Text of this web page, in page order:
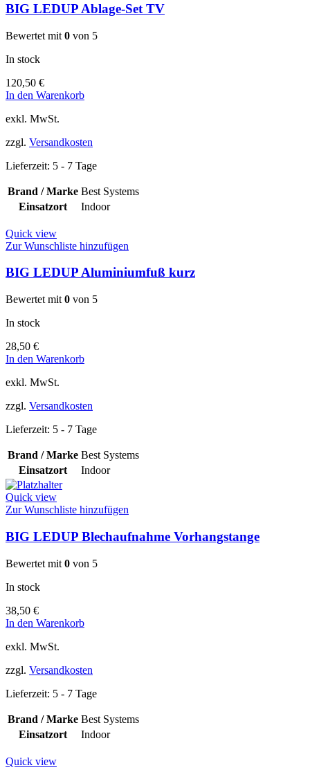
BIG LEDUP Ablage-Set TV
Bewertet mit 0 von 5
In stock
120,50 €
In den Warenkorb
exkl. MwSt.
zzgl. Versandkosten
Lieferzeit: 5 - 7 Tage
Brand / Marke Best Systems
Einsatzort
Indoor
Quick view
Zur Wunschliste hinzufügen
BIG LEDUP Aluminiumfuß kurz
Bewertet mit 0 von 5
In stock
28,50 €
In den Warenkorb
exkl. MwSt.
zzgl. Versandkosten
Lieferzeit: 5 - 7 Tage
Brand / Marke Best Systems
Einsatzort
Indoor
Quick view
Zur Wunschliste hinzufügen
BIG LEDUP Blechaufnahme Vorhangstange
Bewertet mit 0 von 5
In stock
38,50 €
In den Warenkorb
exkl. MwSt.
zzgl. Versandkosten
Lieferzeit: 5 - 7 Tage
Brand / Marke Best Systems
Einsatzort
Indoor
Quick view